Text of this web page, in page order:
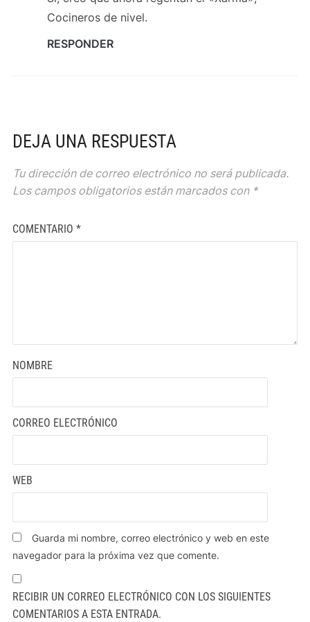
Cocineros de nivel.
RESPONDER
DEJA UNA RESPUESTA
Tu dirección de correo electrónico no será publicada.
Los campos obligatorios están marcados con *
COMENTARIO *
NOMBRE
CORREO ELECTRÓNICO
WEB
Guarda mi nombre, correo electrónico y web en este
navegador para la próxima vez que comente.
RECIBIR UN CORREO ELECTRÓNICO CON LOS SIGUIENTES
COMENTARIOS A ESTA ENTRADA.